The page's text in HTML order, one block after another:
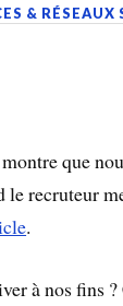
& RÉSEAUX
que
le recruteur
.
à nos fins ?